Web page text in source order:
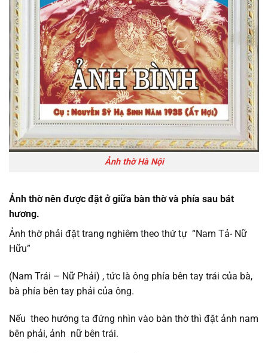
Ảnh thờ Hà Nội
Ảnh thờ nên được đặt ở giữa bàn thờ và phía sau bát
hương.
Ảnh thờ phải đặt trang nghiêm theo thứ tự “Nam Tả- Nữ
Hữu”
(Nam Trái – Nữ Phải) , tức là ông phía bên tay trái của bà,
bà phía bên tay phải của ông.
Nếu theo hướng ta đứng nhìn vào bàn thờ thì đặt ảnh nam
bên phải, ảnh nữ bên trái.